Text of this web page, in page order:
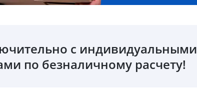
с индивидуальными
по безналичному расчету!